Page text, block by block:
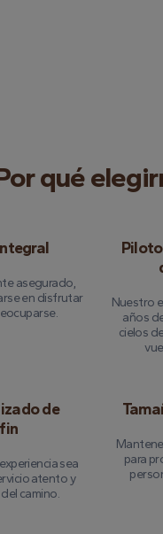
qué
asegurado,
en disfrutar
Nuestro
años
cielos
de
sea
atento y
camino.
para